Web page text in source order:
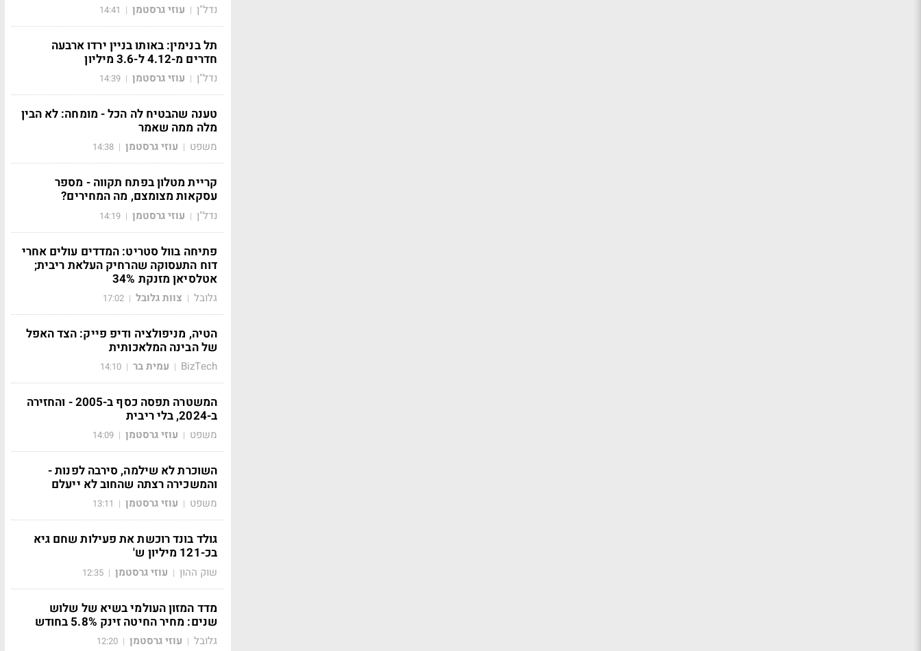
נדל"ן | עוזי גרסטמן |
14:41
תל בנימין: באותו בניין ירדו ארבעה
חדרים מ-4.12 ל-3.6 מיליון
נדל"ן | עוזי גרסטמן |
14:39
טענה שהבטיח לה הכל - מומחה: לא הבין
מלה ממה שאמר
משפט | עוזי גרסטמן |
14:38
קריית מטלון בפתח תקווה - מספר
עסקאות מצומצם, מה המחירים?
נדל"ן | עוזי גרסטמן |
14:19
פתיחה בוול סטריט: המדדים עולים אחרי
דוח התעסוקה שהרחיק העלאת ריבית;
אטלסיאן מזנקת 34%
גלובל | צוות גלובל |
17:02
הטיה, מניפולציה ודיפ פייק: הצד האפל
של הבינה המלאכותית
BizTech
| עמית בר |
14:10
המשטרה תפסה כסף ב-2005 - והחזירה
ב-2024, בלי ריבית
משפט | עוזי גרסטמן |
14:09
השוכרת לא שילמה, סירבה לפנות -
והמשכירה רצתה שהחוב לא ייעלם
משפט | עוזי גרסטמן |
13:11
גולד בונד רוכשת את פעילות שחם גיא
בכ-121 מיליון ש'
שוק ההון | עוזי גרסטמן |
12:35
מדד המזון העולמי בשיא של שלוש
שנים: מחיר החיטה זינק 5.8% בחודש
גלובל | עוזי גרסטמן |
12:20